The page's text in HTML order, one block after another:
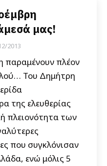
μας!
2013
παραμένουν πλέον
Του Δημήτρη
της ελευθερίας
πλειονότητα των
που συγκλόνισαν
ενώ μόλις 5